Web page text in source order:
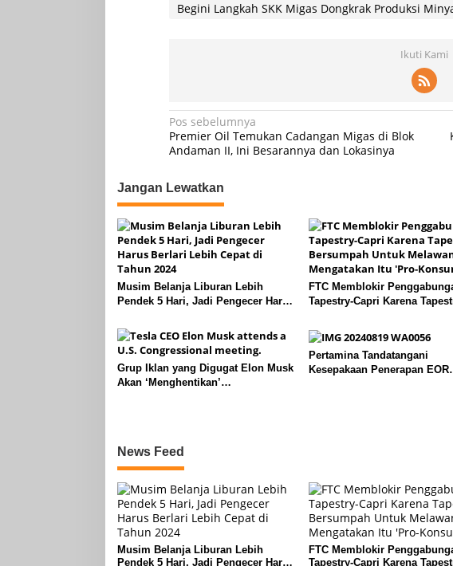
Begini Langkah SKK Migas Dongkrak Produksi
Ikuti Kami
Navigasi
pos
Pos sebelumnya
Premier Oil Temukan Cadangan Migas di Blok
Andaman II, Ini Besarannya dan Lokasinya
Jangan Lewatkan
Musim Belanja Liburan Lebih
Pendek 5 Hari, Jadi Pengecer Harus
FTC Memblokir
Tapestry-Capri Karena
Mengatakan Itu ‘Pro-
Grup Iklan yang Digugat Elon Musk
Akan ‘Menghentikan’
Pertamina Tandatangani
Kesepakaan Penerapan EOR
News Feed
Musim Belanja Liburan Lebih
Pendek 5 Hari, Jadi Pengecer Harus
FTC Memblokir
Tapestry-Capri Karena